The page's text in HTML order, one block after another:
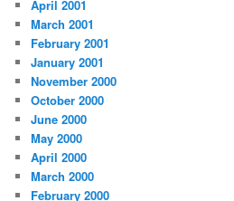
April 2001
March 2001
February 2001
January 2001
November 2000
October 2000
June 2000
May 2000
April 2000
March 2000
February 2000